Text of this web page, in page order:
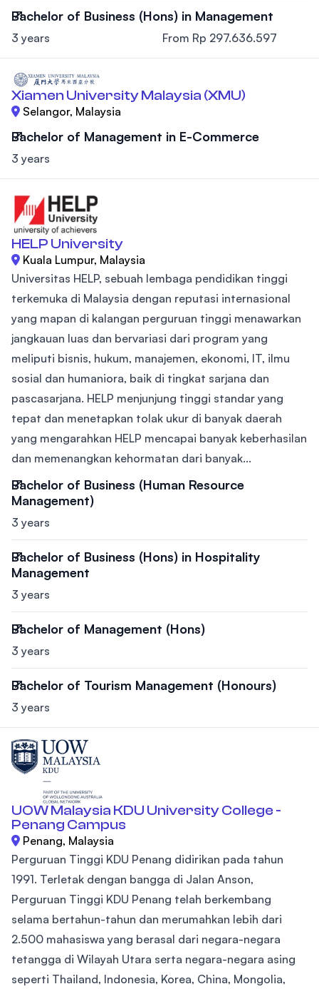
Bachelor of Business (Hons) in Management
3 years From Rp 297.636.597
Xiamen University Malaysia (XMU)
Selangor, Malaysia
Bachelor of Management in E-Commerce
3 years
HELP University
Kuala Lumpur, Malaysia
Universitas HELP, sebuah lembaga pendidikan tinggi
terkemuka di Malaysia dengan reputasi internasional
yang mapan di kalangan perguruan tinggi menawarkan
jangkauan luas dan bervariasi dari program yang
meliputi bisnis, hukum, manajemen, ekonomi, IT, ilmu
sosial dan humaniora, baik di tingkat sarjana dan
pascasarjana. HELP menjunjung tinggi standar yang
tepat dan menetapkan tolak ukur di banyak daerah
yang mengarahkan HELP mencapai banyak keberhasilan
dan memenangkan kehormatan dari banyak...
Bachelor of Business (Human Resource
Management)
3 years
Bachelor of Business (Hons) in Hospitality
Management
3 years
Bachelor of Management (Hons)
3 years
Bachelor of Tourism Management (Honours)
3 years
UOW Malaysia KDU University College -
Penang Campus
Penang, Malaysia
Perguruan Tinggi KDU Penang didirikan pada tahun
1991. Terletak dengan bangga di Jalan Anson,
Perguruan Tinggi KDU Penang telah berkembang
selama bertahun-tahun dan merumahkan lebih dari
2.500 mahasiswa yang berasal dari negara-negara
tetangga di Wilayah Utara serta negara-negara asing
seperti Thailand, Indonesia, Korea, China, Mongolia,